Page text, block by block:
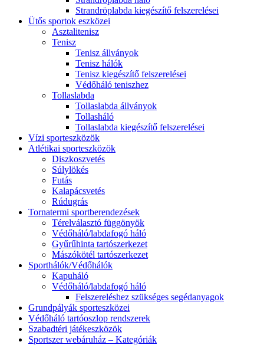
Strandröplabda kiegészítő felszerelései
Ütős sportok eszközei
Asztalitenisz
Tenisz
Tenisz állványok
Tenisz hálók
Tenisz kiegészítő felszerelései
Védőháló teniszhez
Tollaslabda
Tollaslabda állványok
Tollasháló
Tollaslabda kiegészítő felszerelései
Vízi sporteszközök
Atlétikai sporteszközök
Diszkoszvetés
Súlylökés
Futás
Kalapácsvetés
Rúdugrás
Tornatermi sportberendezések
Térelválasztó függönyök
Védőháló/labdafogó háló
Gyűrűhinta tartószerkezet
Mászókötél tartószerkezet
Sporthálók/Védőhálók
Kapuháló
Védőháló/labdafogó háló
Felszereléshez szükséges segédanyagok
Grundpályák sporteszközei
Védőháló tartóoszlop rendszerek
Szabadtéri játékeszközök
Sportszer webáruház – Kategóriák